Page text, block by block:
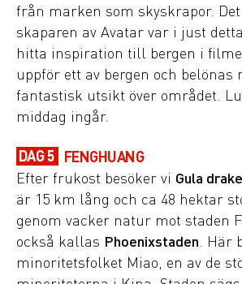
från marken som skyskrapor.
skaparen av Avatar var i just
hitta inspiration till bergen i
uppför ett av bergen och belönas
fantastisk utsikt över området.
middag ingår.
DAG 5 FENGHUANG
Efter frukost besöker vi Gula
är 15 km lång och ca 48 hektar
genom vacker natur mot staden
också kallas Phoenixstaden . Här
minoritetsfolket Miao, en av de